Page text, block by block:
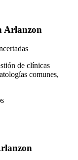
Arlanzon
de clínicas
comunes,